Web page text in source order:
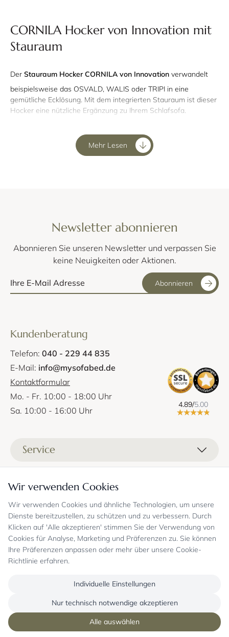
Wir verwenden Cookies
Wir verwenden Cookies und ähnliche Technologien, um unsere
Dienste bereitzustellen, zu schützen und zu verbessern. Durch
Klicken auf 'Alle akzeptieren' stimmen Sie der Verwendung von
Cookies für Analyse, Marketing und Präferenzen zu. Sie können
Ihre Präferenzen anpassen oder mehr über unsere Cookie-
Richtlinie erfahren.
Individuelle Einstellungen
Nur technisch notwendige akzeptieren
Alle auswählen
CORNILA Hocker von Innovation mit
Stauraum
Der Stauraum Hocker CORNILA von Innovation verwandelt
beispielsweise das OSVALD, WALIS oder TRIPI in eine
gemütliche Ecklösung. Mit dem integrierten Stauraum ist dieser
Hocker eine nützliche Ergänzung zu Ihrem Schlafsofa.
Der CORNILA Hocker von Innovation
besitzt einen praktischen Stauraum
Stoffkollektion als Sonderanfertigung zur Verfügung.
Mehr Lesen
Newsletter abonnieren
Abonnieren Sie unseren Newsletter und verpassen Sie
keine Neuigkeiten oder Aktionen.
Abonnieren
Kundenberatung
Telefon: 040 - 229 44 835
E-Mail: info@mysofabed.de
Kontaktformular
Mo. - Fr. 10:00 - 18:00 Uhr
Sa. 10:00 - 16:00 Uhr
4.89/5.00
Service
Zahlungsmöglichkeiten
Stoffprobenanfrage
Gutschein
Sicheres Einkaufen und Retoureninfo
FAQ
Jobs
Bekannt aus
Informationen
Kontakt
Showrooms
Datenschutz
Allgemeine Geschäftsbedingungen
Widerrufsrecht, Widerrufsfolgen
Sicheres Einkaufen
Echte Kundenbewertungen
Überweisung erst kurz vor Lieferung
Oder per PayPal (mit Käuferschutz)
Onlineshop mit über 18 Jahren Erfahrung
Zahlungsarten
Folgen Sie uns